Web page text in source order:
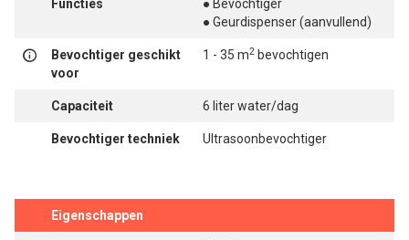
Functies
● Bevochtiger
● Geurdispenser (aanvullend)
Bevochtiger geschikt
voor
1 - 35 m2 bevochtigen
Capaciteit 6 liter water/dag
Bevochtiger techniek Ultrasoonbevochtiger
Eigenschappen